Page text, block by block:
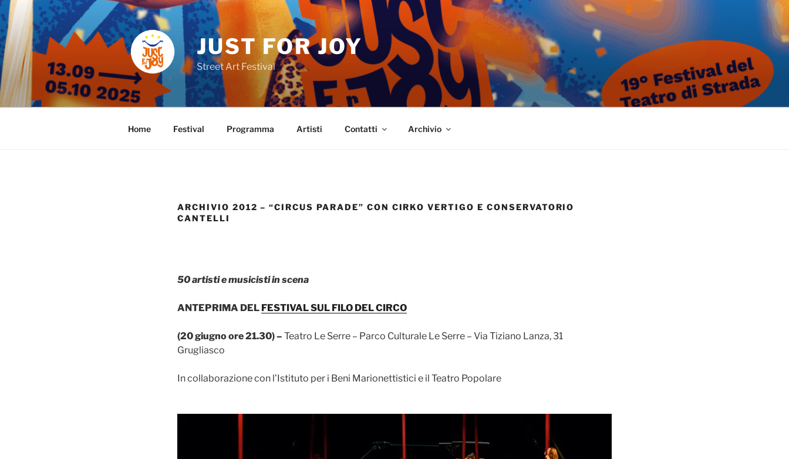
Skip
to
content
JUST FOR JOY
Street Art Festival
Home Festival Programma Artisti Contatti Archivio
ARCHIVIO 2012 – “CIRCUS PARADE” CON CIRKO VERTIGO E CONSERVATORIO
CANTELLI
50 artisti e musicisti in scena
ANTEPRIMA DEL FESTIVAL SUL FILO DEL CIRCO
(20 giugno ore 21.30) – Teatro Le Serre – Parco Culturale Le Serre – Via Tiziano Lanza, 31
Grugliasco
In collaborazione con l’Istituto per i Beni Marionettistici e il Teatro Popolare